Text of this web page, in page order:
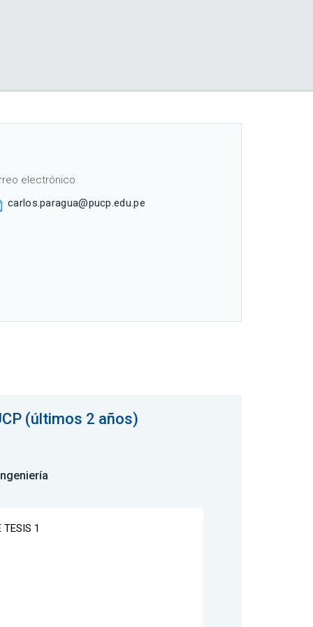
electrónico
carlos.paragua@pucp.edu.pe
(últimos 2 años)
TESIS 1